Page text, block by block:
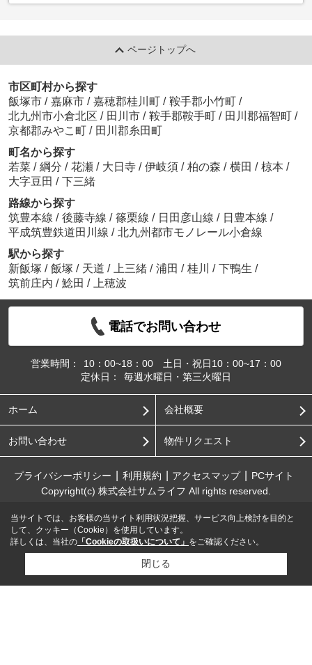
ページトップへ
市区町村から探す
飯塚市 / 嘉麻市 / 嘉穂郡桂川町 / 鞍手郡小竹町 /
北九州市小倉北区 / 田川市 / 鞍手郡鞍手町 / 田川郡福智町 /
京都郡みやこ町 / 田川郡糸田町
町名から探す
若菜 / 綱分 / 花瀬 / 大日寺 / 伊岐須 / 柏の森 / 横田 / 椋本 /
大字豆田 / 下三緒
路線から探す
筑豊本線 / 後藤寺線 / 篠栗線 / 日田彦山線 / 日豊本線 /
平成筑豊鉄道田川線 / 北九州都市モノレール小倉線
駅から探す
新飯塚 / 飯塚 / 天道 / 上三緒 / 浦田 / 桂川 / 下鴨生 /
筑前庄内 / 鯰田 / 上穂波
電話でお問い合わせ
営業時間：
10：00~18：00 土日・祝日10：00~17：00
定休日：
毎週水曜日・第三火曜日
ホーム 会社概要
お問い合わせ 物件リクエスト
プライバシーポリシー 利用規約 アクセスマップ
PCサイト
Copyright(c) 株式会社サムライフ All rights reserved.
当サイトでは、お客様の当サイト利用状況把握、サービス向上検討を目的と
して、クッキー（Cookie）を使用しています。
詳しくは、当社の 「Cookieの取扱いについて」 をご確認ください。
閉じる